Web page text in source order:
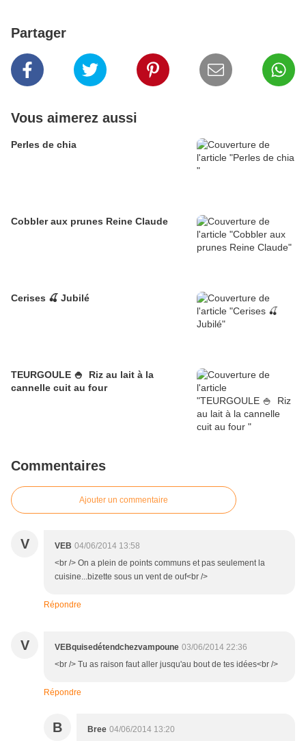
Partager
Vous aimerez aussi
Perles de chia
Cobbler aux prunes Reine Claude
Cerises 🍒 Jubilé
TEURGOULE 🍚 Riz au lait à la
cannelle cuit au four
Commentaires
Ajouter un commentaire
V VEB 04/06/2014 13:58
<br /> On a plein de points communs et pas seulement la
cuisine...bizette sous un vent de ouf<br />
Répondre
V VEBquisedétendchezvampoune 03/06/2014 22:36
<br /> Tu as raison faut aller jusqu'au bout de tes idées<br />
Répondre
B Bree 04/06/2014 13:20